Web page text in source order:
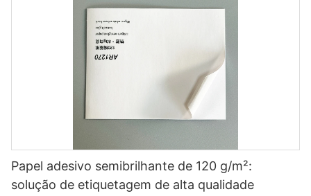
Papel adesivo semibrilhante de 120 g/m²:
solução de etiquetagem de alta qualidade